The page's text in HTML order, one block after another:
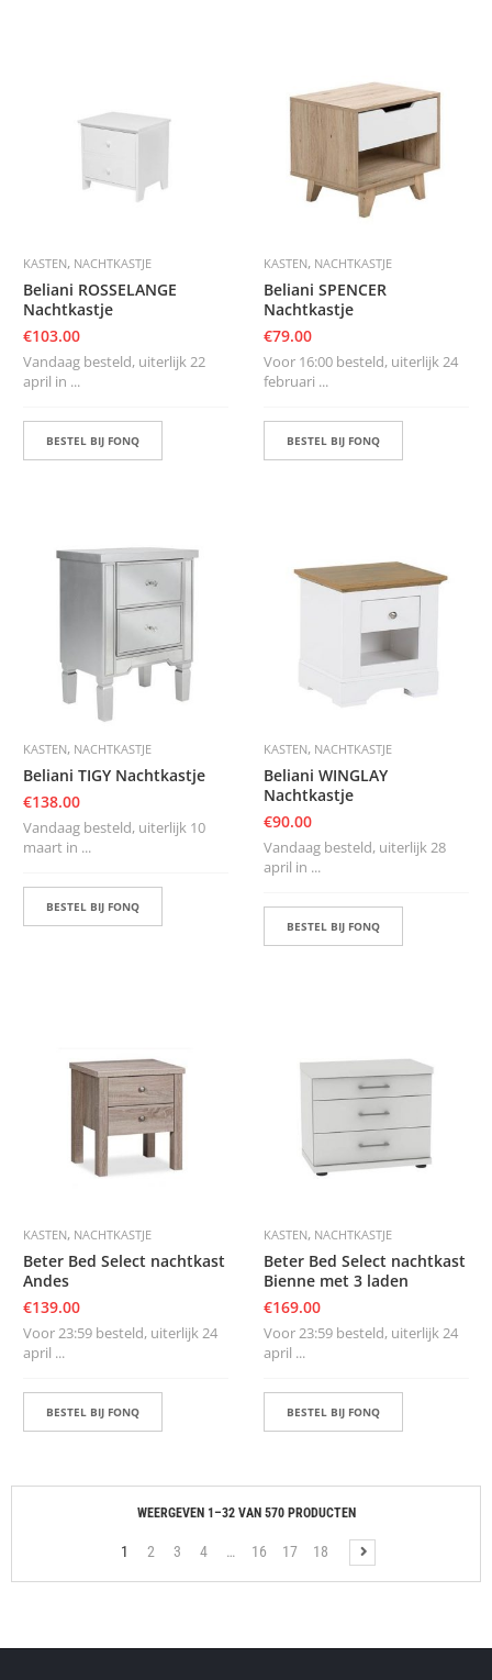
KASTEN, NACHTKASTJE
Beliani ROSSELANGE
Nachtkastje
€103.00
Vandaag besteld, uiterlijk 22
april in ...
BESTEL BIJ FONQ
KASTEN, NACHTKASTJE
Beliani SPENCER
Nachtkastje
€79.00
Voor 16:00 besteld, uiterlijk 24
februari ...
BESTEL BIJ FONQ
KASTEN, NACHTKASTJE
Beliani TIGY Nachtkastje
€138.00
Vandaag besteld, uiterlijk 10
maart in ...
BESTEL BIJ FONQ
KASTEN, NACHTKASTJE
Beliani WINGLAY
Nachtkastje
€90.00
Vandaag besteld, uiterlijk 28
april in ...
BESTEL BIJ FONQ
KASTEN, NACHTKASTJE
Beter Bed Select nachtkast
Andes
€139.00
Voor 23:59 besteld, uiterlijk 24
april ...
BESTEL BIJ FONQ
KASTEN, NACHTKASTJE
Beter Bed Select nachtkast
Bienne met 3 laden
€169.00
Voor 23:59 besteld, uiterlijk 24
april ...
BESTEL BIJ FONQ
WEERGEVEN 1–32 VAN 570 PRODUCTEN
1 2 3 4 … 16 17 18